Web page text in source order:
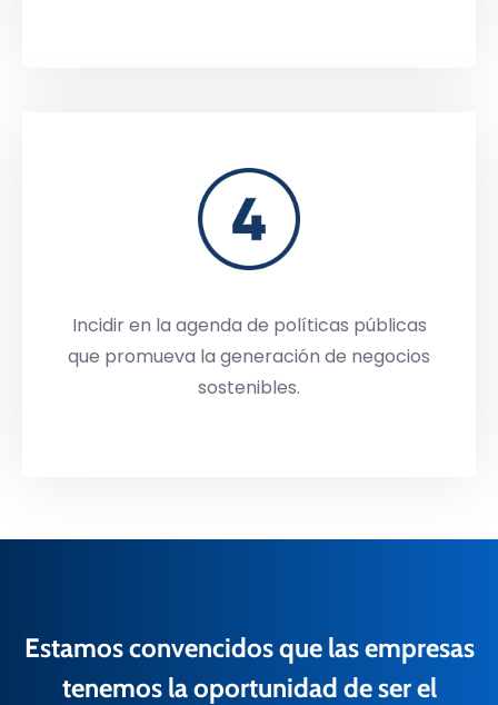
Incidir en la agenda de políticas públicas
que promueva la generación de negocios
sostenibles.
Estamos convencidos que las empresas
tenemos la oportunidad de ser el